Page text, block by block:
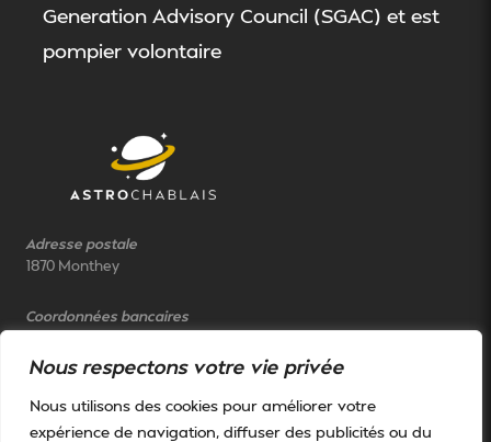
Nous respectons votre vie privée
Nous utilisons des cookies pour améliorer votre
expérience de navigation, diffuser des publicités ou du
Generation Advisory Council (SGAC) et est
pompier volontaire
Adresse postale
1870 Monthey
Coordonnées bancaires
Banque Raiffeisen de Monthey (clearing 80611)
Contact Réseaux sociaux